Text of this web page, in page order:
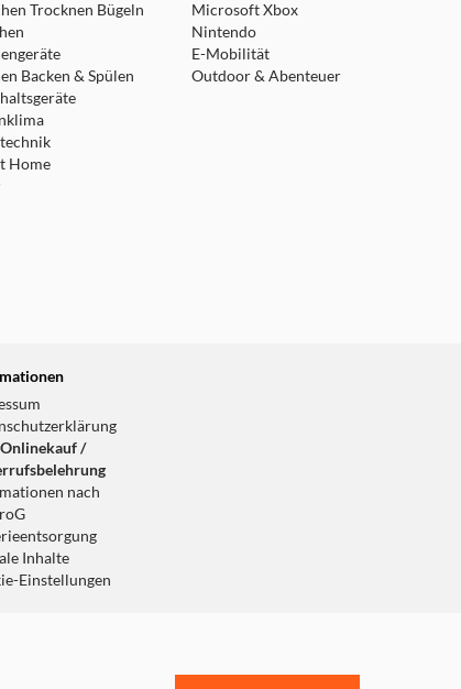
Trocknen Bügeln
Backen & Spülen
Home
Microsoft Xbox
Nintendo
E-Mobilität
Outdoor & Abenteuer
/
nach
Inhalte
Einstellungen